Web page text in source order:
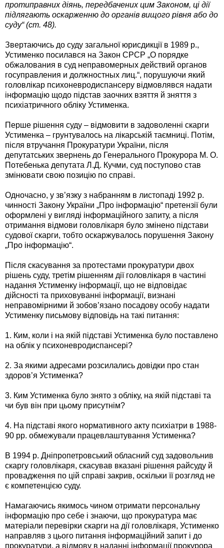
протиправних діянь, передбачених цим Законом, ці дії
підлягають оскарженню до органів вищого рівня або до
суду“ (ст. 48).
Звертаючись до суду загальної юрисдикції в 1989 р.,
Устименко посилався на Закон СРСР „О порядке
обжалования в суд неправомерных действий органов
госуправления и должностных лиц.“, порушуючи який
головлікар психоневродиспансеру відмовлявся надати
інформацію щодо підстав заочних взяття й зняття з
психіатричного обліку Устименка.
Перше рішення суду – відмовити в задоволенні скарги
Устименка – грунтувалось на лікарській таємниці. Потім,
після втручання Прокуратури України, після
депутатських звернень до Генерального Прокурора М. О.
Потебенька депутата Л.Д. Кучми, суд поступово став
змінювати свою позицію по справі.
Одночасно, у зв’язку з набранням в листопаді 1992 р.
чинності Закону України „Про інформацію“ претензії були
оформлені у вигляді інформаційного запиту, а після
отримання відмови головлікаря було змінено підстави
судової скарги, тобто оскаржувалось порушення Закону
„Про інформацію“.
Після скасування за протестами прокуратури двох
рішень суду, третім рішенням дії головлікаря в частині
надання Устименку інформації, що не відповідає
дійсності та приховуванні інформації, визнані
неправомірними й зобов’язано посадову особу надати
Устименку письмову відповідь на такі питання:
1. Ким, коли і на якій підставі Устименка було поставлено
на облік у психоневродиспансері?
2. За якими адресами розсилались довідки про стан
здоров’я Устименка?
3. Ким Устименка було знято з обліку, на якій підставі та
чи був він при цьому присутнім?
4. На підставі якого нормативного акту психіатри в 1988-
90 рр. обмежували працевлаштування Устименка?
В 1994 р. Дніпропетровський обласний суд задовольнив
скаргу головлікаря, скасував вказані рішення райсуду й
провадження по цій справі закрив, оскільки її розгляд не
є компетенцією суду.
Намагаючись якимось чином отримати персональну
інформацію про себе і знаючи, що прокуратура має
матеріали перевірки скарги на дії головлікаря, Устименко
направляв з цього питання інформаційний запит і до
прокуратури, а відмову в наданні інформації прокурора